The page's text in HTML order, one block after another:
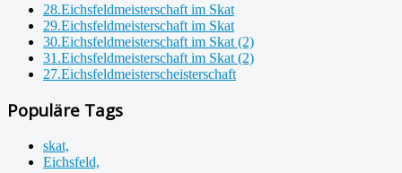
28.Eichsfeldmeisterschaft im Skat
29.Eichsfeldmeisterschaft im Skat
30.Eichsfeldmeisterschaft im Skat (2)
31.Eichsfeldmeisterschaft im Skat (2)
27.Eichsfeldmeisterscheisterschaft
Populäre Tags
skat,
Eichsfeld,